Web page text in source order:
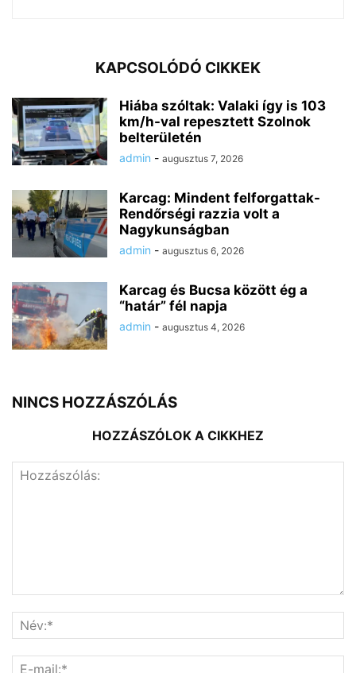
KAPCSOLÓDÓ CIKKEK
Hiába szóltak: Valaki így is 103
km/h-val repesztett Szolnok
belterületén
admin - augusztus 7, 2026
Karcag: Mindent felforgattak-
Rendőrségi razzia volt a
Nagykunságban
admin - augusztus 6, 2026
Karcag és Bucsa között ég a
“határ” fél napja
admin - augusztus 4, 2026
NINCS HOZZÁSZÓLÁS
HOZZÁSZÓLOK A CIKKHEZ